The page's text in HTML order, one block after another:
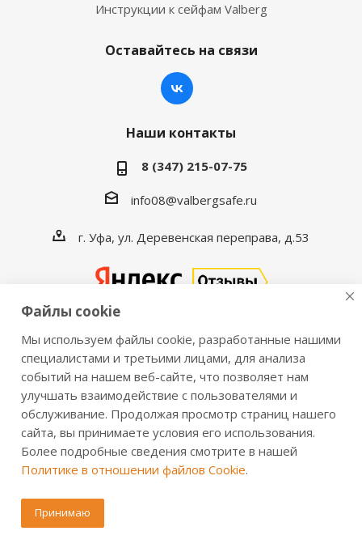
Инструкции к сейфам Valberg
Оставайтесь на связи
Наши контакты
8 (347) 215-07-75
info08@valbergsafe.ru
г. Уфа, ул. Деревенская переправа, д.53
2016-2026 © VALBERGSAFE.RU — Интернет-магазин
сейфов Valberg и металлической мебели Практик.
Продажа сейфов для дома и офиса, металлических
шкафов, стеллажей, металлических дверей.
Информация о розничных ценах, технических
характеристиках, наличии на складе носит справочный
характер и не является публичной офертой,
Файлы cookie
Мы используем файлы cookie, разработанные нашими
специалистами и третьими лицами, для анализа
событий на нашем веб-сайте, что позволяет нам
улучшать взаимодействие с пользователями и
обслуживание. Продолжая просмотр страниц нашего
сайта, вы принимаете условия его использования.
Более подробные сведения смотрите в нашей
Политике в отношении файлов Cookie.
Принимаю